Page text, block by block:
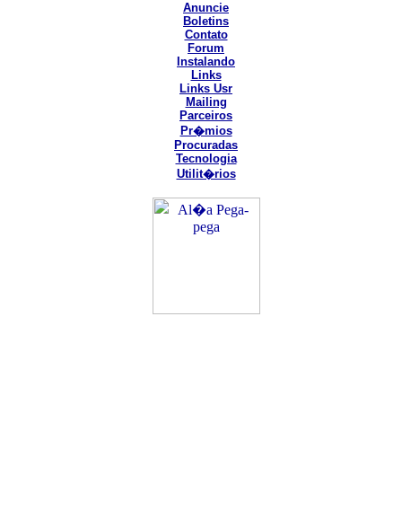
Anuncie
Boletins
Contato
Forum
Instalando
Links
Links Usr
Mailing
Parceiros
Pr�mios
Procuradas
Tecnologia
Utilit�rios